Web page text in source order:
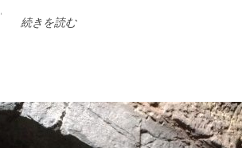
続きを読む